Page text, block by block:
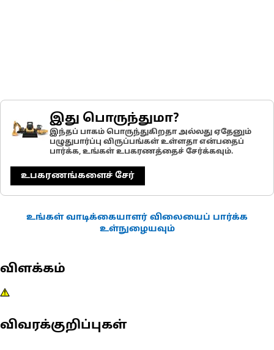
இது பொருந்துமா?
இந்தப் பாகம் பொருந்துகிறதா அல்லது ஏதேனும்
பழுதுபார்ப்பு விருப்பங்கள் உள்ளதா என்பதைப்
பார்க்க, உங்கள் உபகரணத்தைச் சேர்க்கவும்.
உபகரணங்களைச் சேர்
உங்கள் வாடிக்கையாளர் விலையைப் பார்க்க
உள்நுழையவும்
விளக்கம்
விவரக்குறிப்புகள்